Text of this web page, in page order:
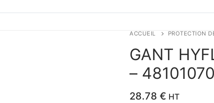
ACCUEIL
PROTECTION
GANT
–
28.78 € HT